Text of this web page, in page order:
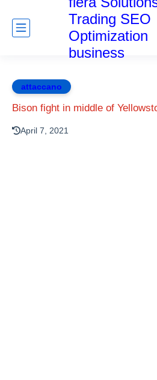
Trading SEO
Optimization
business
attaccano
Bison fight in middle of
April 7, 2021